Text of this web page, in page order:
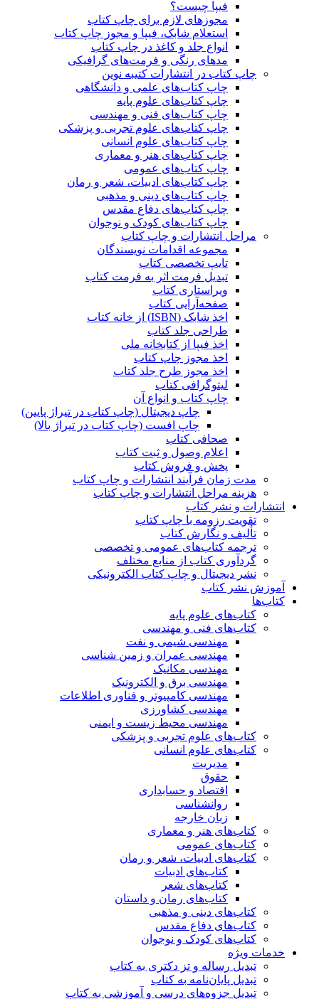
فیپا چیست؟
مجوزهای لازم برای چاپ کتاب
استعلام شابک، فیپا و مجوز چاپ کتاب
انواع جلد و کاغذ در چاپ کتاب
مدهای رنگی و فرمت‌های گرافیکی
چاپ کتاب در انتشارات کتیبه نوین
چاپ کتاب‌های علمی و دانشگاهی
چاپ کتاب‌های علوم پایه
چاپ کتاب‌های فنی و مهندسی
چاپ کتاب‌های علوم تجربی و پزشکی
چاپ کتاب‌های علوم انسانی
چاپ کتاب‌های هنر و معماری
چاپ کتاب‌های عمومی
چاپ کتاب‌های ادبیات، شعر و رمان
چاپ کتاب‌های دینی و مذهبی
چاپ کتاب‌های دفاع مقدس
چاپ کتاب‌های کودک و نوجوان
مراحل انتشارات و چاپ کتاب
مجموعه اقدامات نویسندگان
تایپ تخصصی کتاب
تبدیل فرمت اثر به فرمت کتاب
ویراستاری کتاب
صفحه‌آرایی کتاب
اخذ شابک (ISBN) از خانه کتاب
طراحی جلد کتاب
اخذ فیپا از کتابخانه ملی
اخذ مجوز چاپ کتاب
اخذ مجوز طرح جلد کتاب
لیتوگرافی کتاب
چاپ کتاب و انواع آن
چاپ دیجیتال (چاپ کتاب در تیراژ پایین)
چاپ افست (چاپ کتاب در تیراژ بالا)
صحافی کتاب
اعلام وصول و ثبت کتاب
پخش و فروش کتاب
مدت زمان فرآیند انتشارات و چاپ کتاب
هزینه مراحل انتشارات و چاپ کتاب
انتشارات و نشر کتاب
تقویت رزومه با چاپ کتاب
تألیف و نگارش کتاب
ترجمه کتاب‌های عمومی و تخصصی
گردآوری کتاب از منابع مختلف
نشر دیجیتال و چاپ کتاب الکترونیکی
آموزش نشر کتاب
کتاب‌ها
کتاب‌های علوم پایه
کتاب‌های فنی و مهندسی
مهندسی شیمی و نفت
مهندسی عمران و زمین شناسی
مهندسی مکانیک
مهندسی برق و الکترونیک
مهندسی کامپیوتر و فناوری اطلاعات
مهندسی کشاورزی
مهندسی محیط زیست و ایمنی
کتاب‌های علوم تجربی و پزشکی
کتاب‌های علوم انسانی
مدیریت
حقوق
اقتصاد و حسابداری
روانشناسی
زبان خارجه
کتاب‌های هنر و معماری
کتاب‌های عمومی
کتاب‌های ادبیات، شعر و رمان
کتاب‌های ادبیات
کتاب‌های شعر
کتاب‌های رمان و داستان
کتاب‌های دینی و مذهبی
کتاب‌های دفاع مقدس
کتاب‌های کودک و نوجوان
خدمات ویژه
تبدیل رساله و تز دکتری به کتاب
تبدیل پایان‌نامه به کتاب
تبدیل جزوه‌های درسی و آموزشی به کتاب